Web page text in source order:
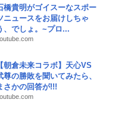
橋貴明がゴイスーなスポー
ニュースをお届けしちゃ
、でしょ。~プロ...
【朝倉未来コラボ】天心VS
尊の勝敗を聞いてみたら、
さかの回答が!!!